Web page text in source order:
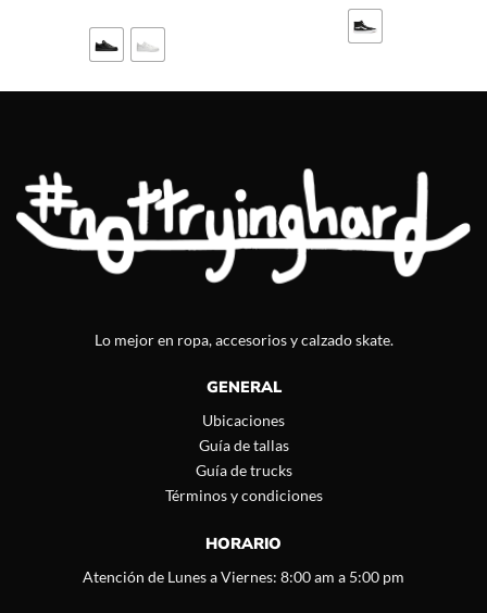
Lo mejor en ropa, accesorios y calzado skate.
GENERAL
Ubicaciones
Guía de tallas
Guía de trucks
Términos y condiciones
HORARIO
Atención de Lunes a Viernes: 8:00 am a 5:00 pm